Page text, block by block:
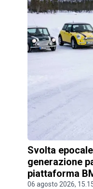
Svolta
generazione
piattaforma
06 agosto 2026,